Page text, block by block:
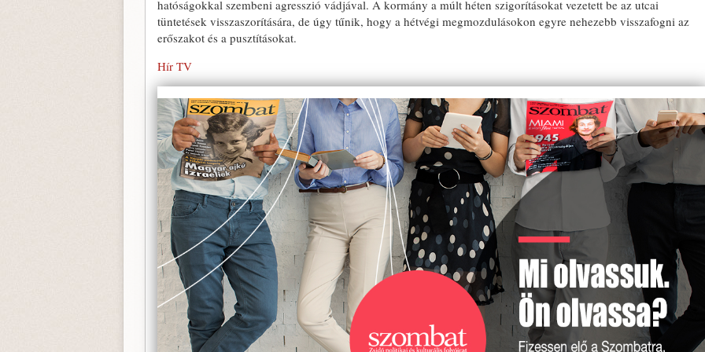
hatóságokkal szembeni agresszió vádjával. A kormány a múlt héten szigorításokat vezetett be az utcai
tüntetések visszaszorítására, de úgy tűnik, hogy a hétvégi megmozdulásokon egyre nehezebb visszafogni az
erőszakot és a pusztításokat.
Hír TV